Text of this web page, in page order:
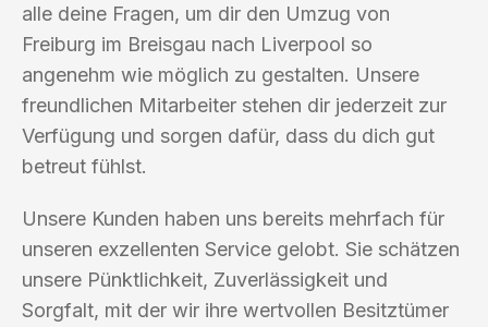
alle deine Fragen, um dir den Umzug von
Freiburg im Breisgau nach Liverpool so
angenehm wie möglich zu gestalten. Unsere
freundlichen Mitarbeiter stehen dir jederzeit zur
Verfügung und sorgen dafür, dass du dich gut
betreut fühlst.
Unsere Kunden haben uns bereits mehrfach für
unseren exzellenten Service gelobt. Sie schätzen
unsere Pünktlichkeit, Zuverlässigkeit und
Sorgfalt, mit der wir ihre wertvollen Besitztümer